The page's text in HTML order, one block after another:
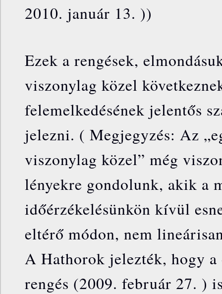
2010. január 13. ))
Ezek a rengések,
viszonylag közel
felemelkedésének jelentős
jelezni. ( Megjegyzés: Az
viszonylag közel” még
lényekre gondolunk, akik a
időérzékelésünkön kívül
eltérő módon, nem
A Hathorok jelezték, hogy a
rengés (2009. február 27. )